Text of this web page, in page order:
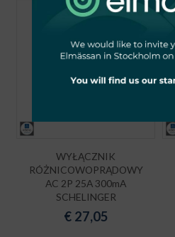
WYŁĄCZNIK
RÓŻNICOWOPRĄDOWY
AC 2P 25A 300mA
SCHELINGER
€ 27,05